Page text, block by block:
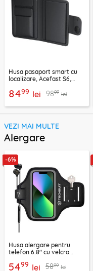
Husa pasaport smart cu
localizare, Acefast S6,
8499 lei 9899 lei
VEZI MAI MULTE
Alergare
-6%
Husa alergare pentru
telefon 6.8" cu velcro
5499 lei 5899 lei